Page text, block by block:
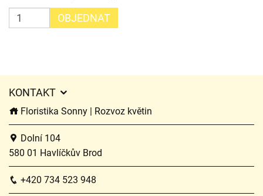
OBJEDNAT
KONTAKT
Floristika Sonny | Rozvoz květin
Dolní 104
580 01 Havlíčkův Brod
+420 734 523 948